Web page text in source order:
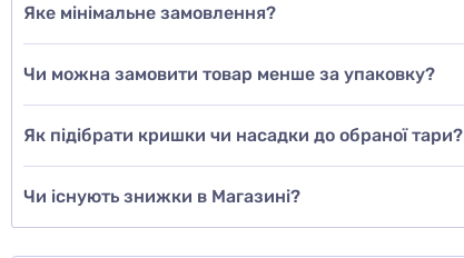
Яке мінімальне замовлення?
Чи можна замовити товар менше за упаковку?
Як підібрати кришки чи насадки до обраної тари?
Чи існують знижки в Магазині?